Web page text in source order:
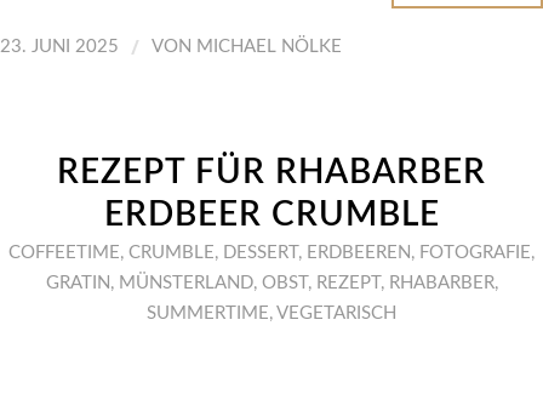
23. JUNI 2025 / VON MICHAEL NÖLKE
REZEPT FÜR RHABARBER
ERDBEER CRUMBLE
COFFEETIME, CRUMBLE, DESSERT, ERDBEEREN , FOTOGRAFIE,
GRATIN , MÜNSTERLAND, OBST, REZEPT, RHABARBER,
SUMMERTIME, VEGETARISCH